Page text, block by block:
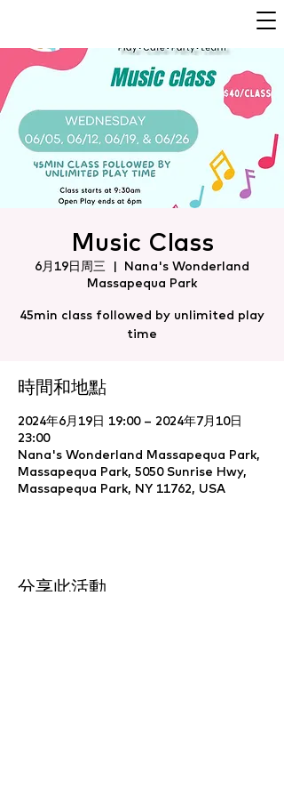
Music Class
6月19日周三
  |
Nana's Wonderland
Massapequa Park
45min class followed by unlimited play
time
時間和地點
2024年6月19日 19:00 – 2024年7月10日
23:00
Nana's Wonderland Massapequa Park,
Massapequa Park, 5050 Sunrise Hwy,
Massapequa Park, NY 11762, USA
分享此活動